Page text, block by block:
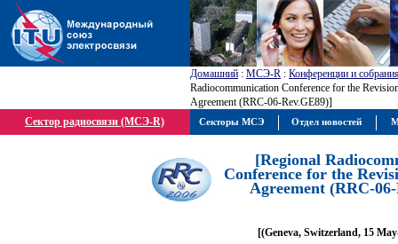
Домашний : МСЭ-R : Конференции и
Radiocommunication Conference for the
Agreement (RRC-06-Rev.GE89)]
Сектор радиосвязи (МСЭ-R)
[Regional
Conference for the
Agreement (RRC-
[(Geneva, Switzerland, 15
Секторы МСЭ Отдел новостей